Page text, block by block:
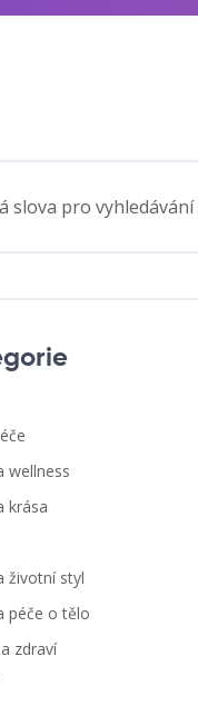
wellness
krása
životní styl
péče o tělo
zdraví